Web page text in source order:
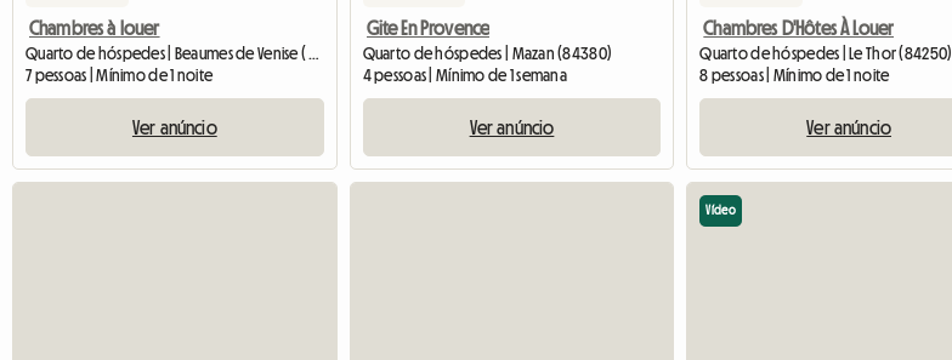
Chambres à louer
7 pessoas | Mínimo de 1 noite
Ver anúncio
Gite En Provence
Quarto de hóspedes | Mazan (84380)
4 pessoas | Mínimo de 1 semana
Ver anúncio
Chambres D'Hôtes À Louer
Quarto de hóspedes | Le Thor (84250)
8 pessoas | Mínimo de 1 noite
Ver anúncio
Vídeo